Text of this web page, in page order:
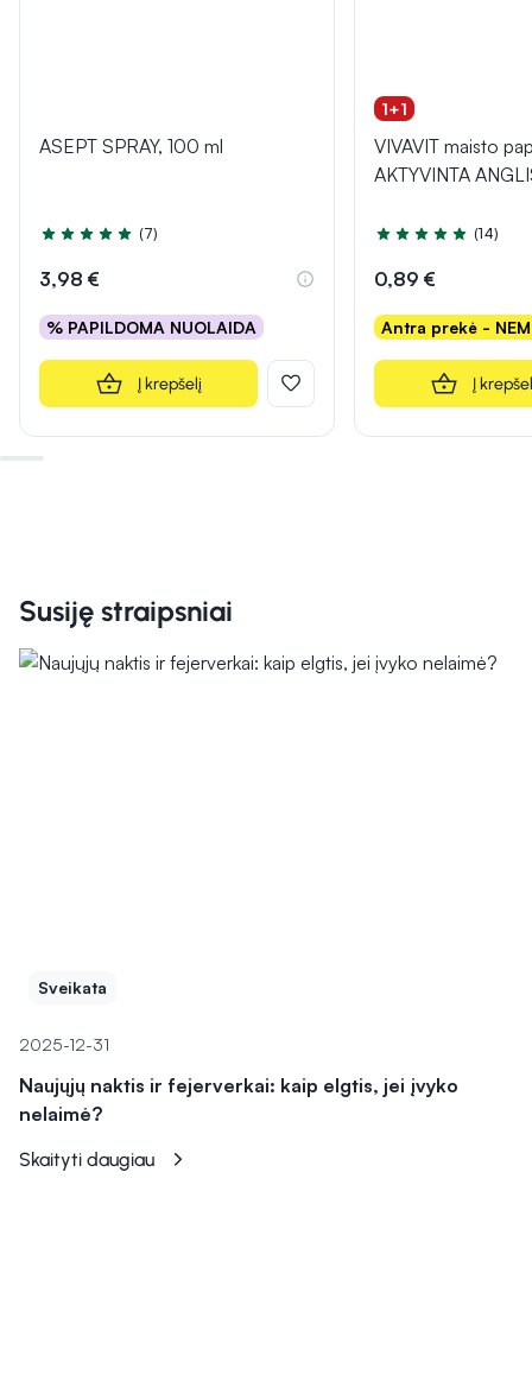
ASEPT SPRAY, 100 ml
Įvertinimas 5.0 iš 5
(7)
3,98 €
% PAPILDOMA NUOLAIDA
Į krepšelį
1+1
VIVAVIT maisto
AKTYVINTA
Įvertinimas 5.0 iš 5
(14)
0,89 €
Antra prekė -
Į
Susiję straipsniai
Sveikata
2025-12-31
Naujųjų naktis ir fejerverkai: kaip elgtis, jei įvyko
nelaimė?
Skaityti daugiau